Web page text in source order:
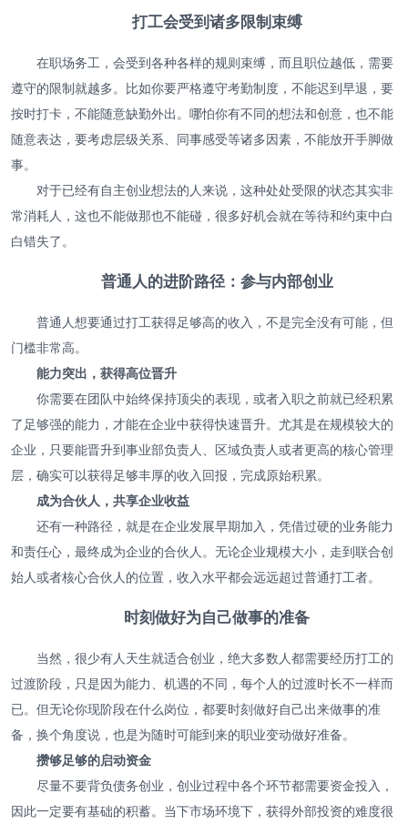
打工会受到诸多限制束缚
在职场务工，会受到各种各样的规则束缚，而且职位越低，需要
遵守的限制就越多。比如你要严格遵守考勤制度，不能迟到早退，要
按时打卡，不能随意缺勤外出。哪怕你有不同的想法和创意，也不能
随意表达，要考虑层级关系、同事感受等诸多因素，不能放开手脚做
事。
对于已经有自主创业想法的人来说，这种处处受限的状态其实非
常消耗人，这也不能做那也不能碰，很多好机会就在等待和约束中白
白错失了。
普通人的进阶路径：参与内部创业
普通人想要通过打工获得足够高的收入，不是完全没有可能，但
门槛非常高。
能力突出，获得高位晋升
你需要在团队中始终保持顶尖的表现，或者入职之前就已经积累
了足够强的能力，才能在企业中获得快速晋升。尤其是在规模较大的
企业，只要能晋升到事业部负责人、区域负责人或者更高的核心管理
层，确实可以获得足够丰厚的收入回报，完成原始积累。
成为合伙人，共享企业收益
还有一种路径，就是在企业发展早期加入，凭借过硬的业务能力
和责任心，最终成为企业的合伙人。无论企业规模大小，走到联合创
始人或者核心合伙人的位置，收入水平都会远远超过普通打工者。
时刻做好为自己做事的准备
当然，很少有人天生就适合创业，绝大多数人都需要经历打工的
过渡阶段，只是因为能力、机遇的不同，每个人的过渡时长不一样而
已。但无论你现阶段在什么岗位，都要时刻做好自己出来做事的准
备，换个角度说，也是为随时可能到来的职业变动做好准备。
攒够足够的启动资金
尽量不要背负债务创业，创业过程中各个环节都需要资金投入，
因此一定要有基础的积蓄。当下市场环境下，获得外部投资的难度很